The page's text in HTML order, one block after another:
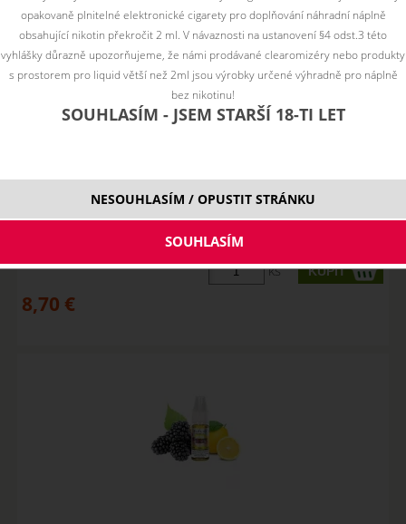
APPLE PEACH - Elf Bar ELFLIQ NicSalt - 20mg
ks
8,70 €
opakovaně plnitelné elektronické cigarety pro doplňování náhradní náplně
obsahující nikotin překročit 2 ml. V návaznosti na ustanovení §4 odst.3 této
vyhlášky důrazně upozorňujeme, že námi prodávané clearomizéry nebo produkty
s prostorem pro liquid větší než 2ml jsou výrobky určené výhradně pro náplně
bez nikotinu!
SOUHLASÍM - JSEM STARŠÍ 18-TI LET
NESOUHLASÍM / OPUSTIT STRÁNKU